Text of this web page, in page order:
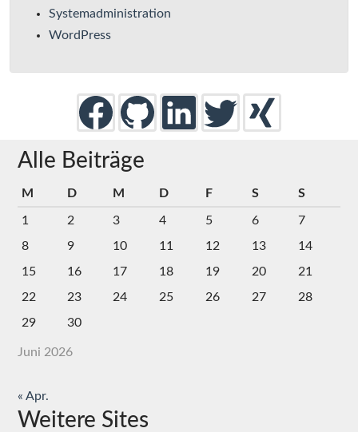
Systemadministration
WordPress
Alle Beiträge
Juni 2026
M D M D F S S
1 2 3 4 5 6
7
8
9 10 11 12 13
14
15
16 17 18 19 20
21
22
23 24 25 26 27
28
29
30
« Apr.
Weitere Sites